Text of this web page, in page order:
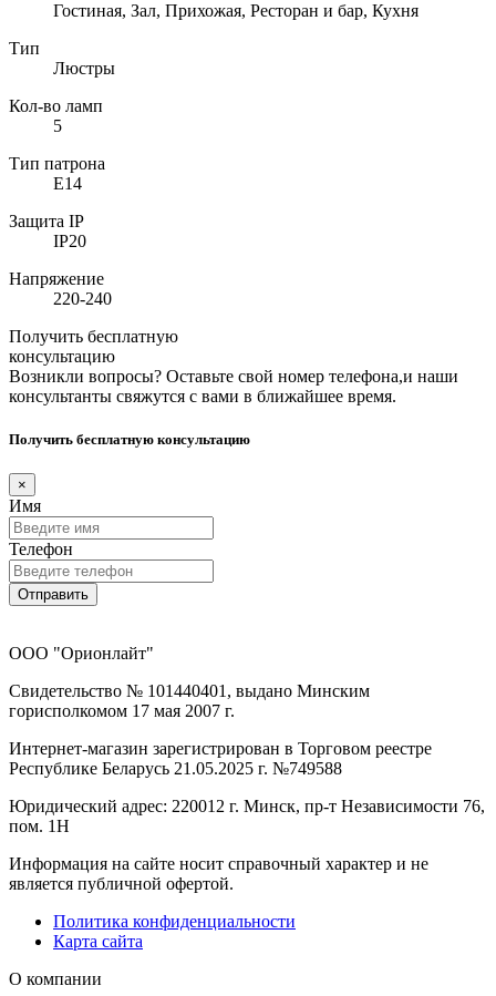
Гостиная, Зал, Прихожая, Ресторан и бар, Кухня
Тип
Люстры
Кол-во ламп
5
Тип патрона
E14
Защита IP
IP20
Напряжение
220-240
Получить бесплатную
консультацию
Возникли вопросы? Оставьте свой номер телефона,и наши
консультанты свяжутся с вами в ближайшее время.
Получить бесплатную консультацию
×
Имя
Телефон
Отправить
ООО "Орионлайт"
Свидетельство № 101440401, выдано Минским
горисполкомом 17 мая 2007 г.
Интернет-магазин зарегистрирован в Торговом реестре
Республике Беларусь 21.05.2025 г. №749588
Юридический адрес: 220012 г. Минск, пр-т Независимости 76,
пом. 1Н
Информация на сайте носит справочный характер и не
является публичной офертой.
Политика конфиденциальности
Карта сайта
О компании